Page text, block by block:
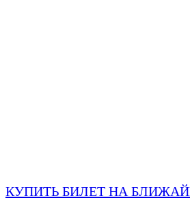
КУПИТЬ БИЛЕТ НА